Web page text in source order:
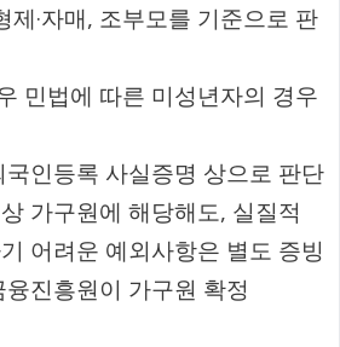
제·자매, 조부모를 기준으로 판
민법에 따른 미성년자의 경우
국인등록 사실증명 상으로 판단
가구원에 해당해도, 실질적
어려운 예외사항은 별도 증빙
진흥원이 가구원 확정